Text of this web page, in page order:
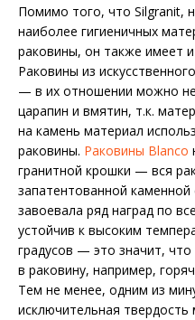
Помимо того, что Silgranit,
наиболее гигиеничных
раковины, он также имеет
Раковины из
— в их отношении можно
царапин и вмятин, т.к.
на камень материал
раковины. Раковины Blanco
гранитной крошки — вся
запатентованной каменной
завоевала ряд наград по
устойчив к высоким
градусов — это значит,
в раковину, например,
Тем не менее, одним из
исключительная